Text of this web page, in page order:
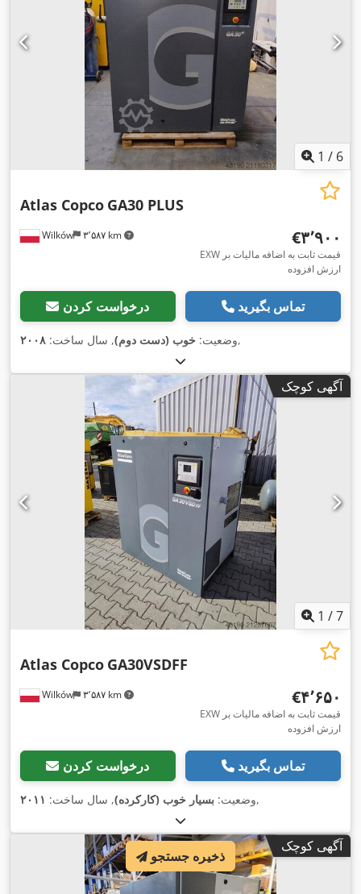
1 / 6
Wilków ۳٬۵۸۷ km
Atlas Copco GA30 PLUS
‎€۳٬۹۰۰
EXW قیمت ثابت به اضافه مالیات بر
ارزش افزوده
درخواست کردن تماس بگیرید
وضعیت: خوب (دست دوم), سال ساخت: ۲۰۰۸ ,
آگهی کوچک
1 /7
Wilków ۳٬۵۸۷ km
Atlas Copco GA30VSDFF
‎€۴٬۶۵۰
EXW قیمت ثابت به اضافه مالیات بر
ارزش افزوده
درخواست کردن تماس بگیرید
وضعیت: بسیار خوب (کارکرده), سال ساخت: ۲۰۱۱ ,
آگهی کوچک
ذخیره جستجو